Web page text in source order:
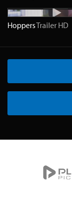
HoppersTrailer HD